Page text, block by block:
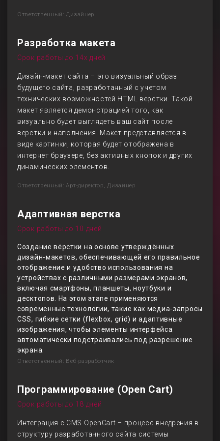
Ответственный: Дизайнер
Разработка макета
Срок работы до 14х дней
Дизайн-макет сайта – это визуальный образ
будущего сайта, разработанный с учетом
технических возможностей HTML верстки. Такой
макет является демонстрацией того, как
визуально будет выглядеть ваш сайт после
верстки и наполнения. Макет представляется в
виде картинки, которая будет отображена в
интернет браузере, без активных кнопок и других
динамических элементов.
Ответственный: Арт-директор, Дизайнер
Адаптивная верстка
Срок работы до 10 дней
Создание вёрстки на основе утверждённых
дизайн-макетов, обеспечивающей его правильное
отображение и удобство использования на
устройствах с различными размерами экранов,
включая смартфоны, планшеты, ноутбуки и
десктопов. На этом этапе применяются
современные технологии, такие как медиа-запросы
CSS, гибкие сетки (flexbox, grid) и адаптивные
изображения, чтобы элементы интерфейса
автоматически подстраивались под разрешение
экрана.
Ответственный: Веб-разработчик
Программирование (Open Cart)
Срок работы до 18 дней
Интеграция с CMS OpenCart – процесс внедрения в
структуру разработанного сайта системы